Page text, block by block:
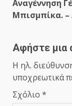
Αναγέννηση
Μπισμπίκα.
Αφήστε μια
Η ηλ.
υποχρεωτικά
Σχόλιο *